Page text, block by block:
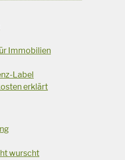
Immobilien
Label
erklärt
wurscht